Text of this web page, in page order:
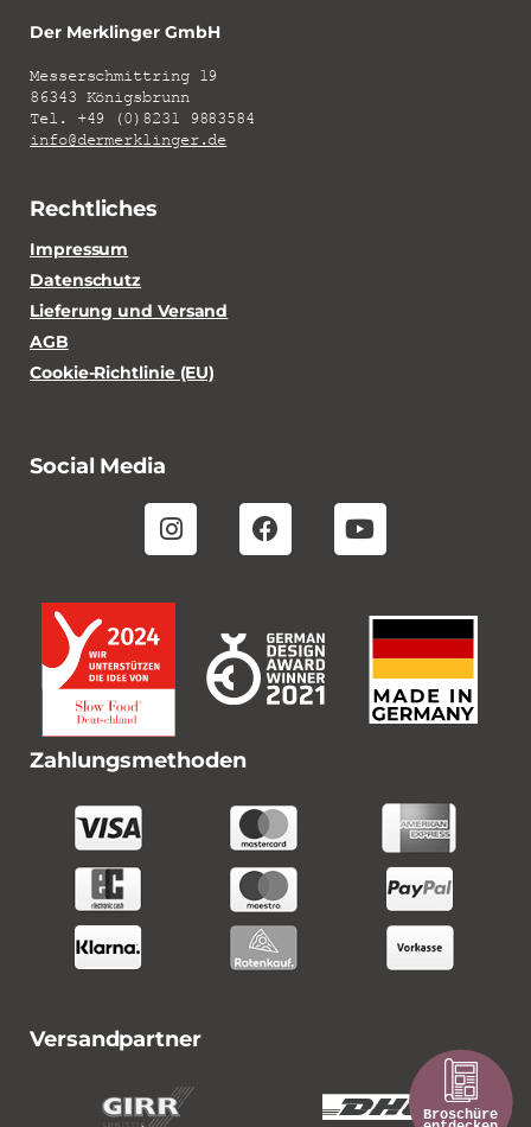
Der Merklinger GmbH
Messerschmittring 19
86343 Königsbrunn
Tel. +49 (0)8231 9883584
info@dermerklinger.de
Rechtliches
Impressum
Datenschutz
Lieferung und Versand
AGB
Cookie-Richtlinie (EU)
Social Media
Zahlungsmethoden
Versandpartner